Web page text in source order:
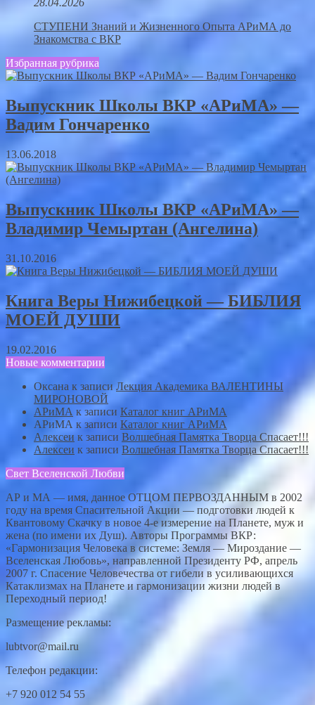
28.04.2026
СТУПЕНИ Знаний и Жизненного Опыта АРиМА до
Знакомства с ВКР
Избранная рубрика
Выпускник Школы ВКР «АРиМА» —
Вадим Гончаренко
13.06.2018
Выпускник Школы ВКР «АРиМА» —
Владимир Чемыртан (Ангелина)
31.10.2016
Книга Веры Нижибецкой — БИБЛИЯ
МОЕЙ ДУШИ
19.02.2016
Новые комментарии
Оксана к записи Лекция Академика ВАЛЕНТИНЫ
МИРОНОВОЙ
АРиМА к записи Каталог книг АРиМА
АРиМА к записи Каталог книг АРиМА
Алексеи к записи Волшебная Памятка Творца Спасает!!!
Алексеи к записи Волшебная Памятка Творца Спасает!!!
Свет Вселенской Любви
АР и МА — имя, данное ОТЦОМ ПЕРВОЗДАННЫМ в 2002
году на время Спасительной Акции — подготовки людей к
Квантовому Скачку в новое 4-е измерение на Планете, муж и
жена (по имени их Душ). Авторы Программы ВКР:
«Гармонизация Человека в системе: Земля — Мироздание —
Вселенская Любовь», направленной Президенту РФ, апрель
2007 г. Спасение Человечества от гибели в усиливающихся
Катаклизмах на Планете и гармонизации жизни людей в
Переходный период!
Размещение рекламы:
lubtvor@mail.ru
Телефон редакции:
+7 920 012 54 55